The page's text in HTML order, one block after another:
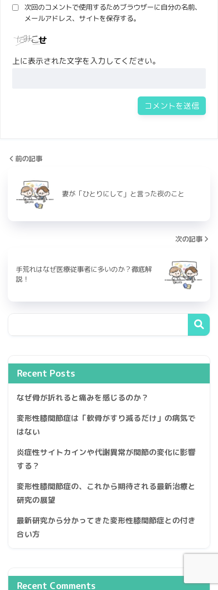
次回のコメントで使用するためブラウザーに自分の名前、
メールアドレス、サイトを保存する。
上に表示された文字を入力してください。
前の記事
妻が「ひとりにして」と言った夜のこと
次の記事
手荒れはなぜ医療従事者に多いのか？徹底解
説！
Recent Posts
なぜ骨が折れると痛みを感じるのか？
変形性膝関節症は「軟骨がすり減るだけ」の病気で
はない
炎症性サイトカインや代謝異常が関節の変化に影響
する？
変形性膝関節症の、これから期待される最新治療と
研究の展望
最新研究から分かってきた変形性膝関節症との付き
合い方
Recent Comments